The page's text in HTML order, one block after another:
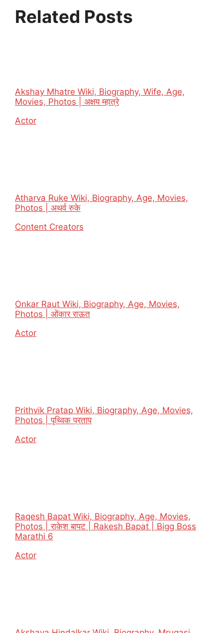
Related Posts
Akshay Mhatre Wiki, Biography, Wife, Age,
Movies, Photos | अक्षय म्हात्रे
In relation to
Actor
Atharva Ruke Wiki, Biography, Age, Movies,
Photos | अथर्व रुके
In relation to
Content Creators
Onkar Raut Wiki, Biography, Age, Movies,
Photos | ओंकार राऊत
In relation to
Actor
Prithvik Pratap Wiki, Biography, Age, Movies,
Photos | पृथ्विक प्रताप
In relation to
Actor
Raqesh Bapat Wiki, Biography, Age, Movies,
Photos | राकेश बापट | Rakesh Bapat | Bigg Boss
Marathi 6
In relation to
Actor